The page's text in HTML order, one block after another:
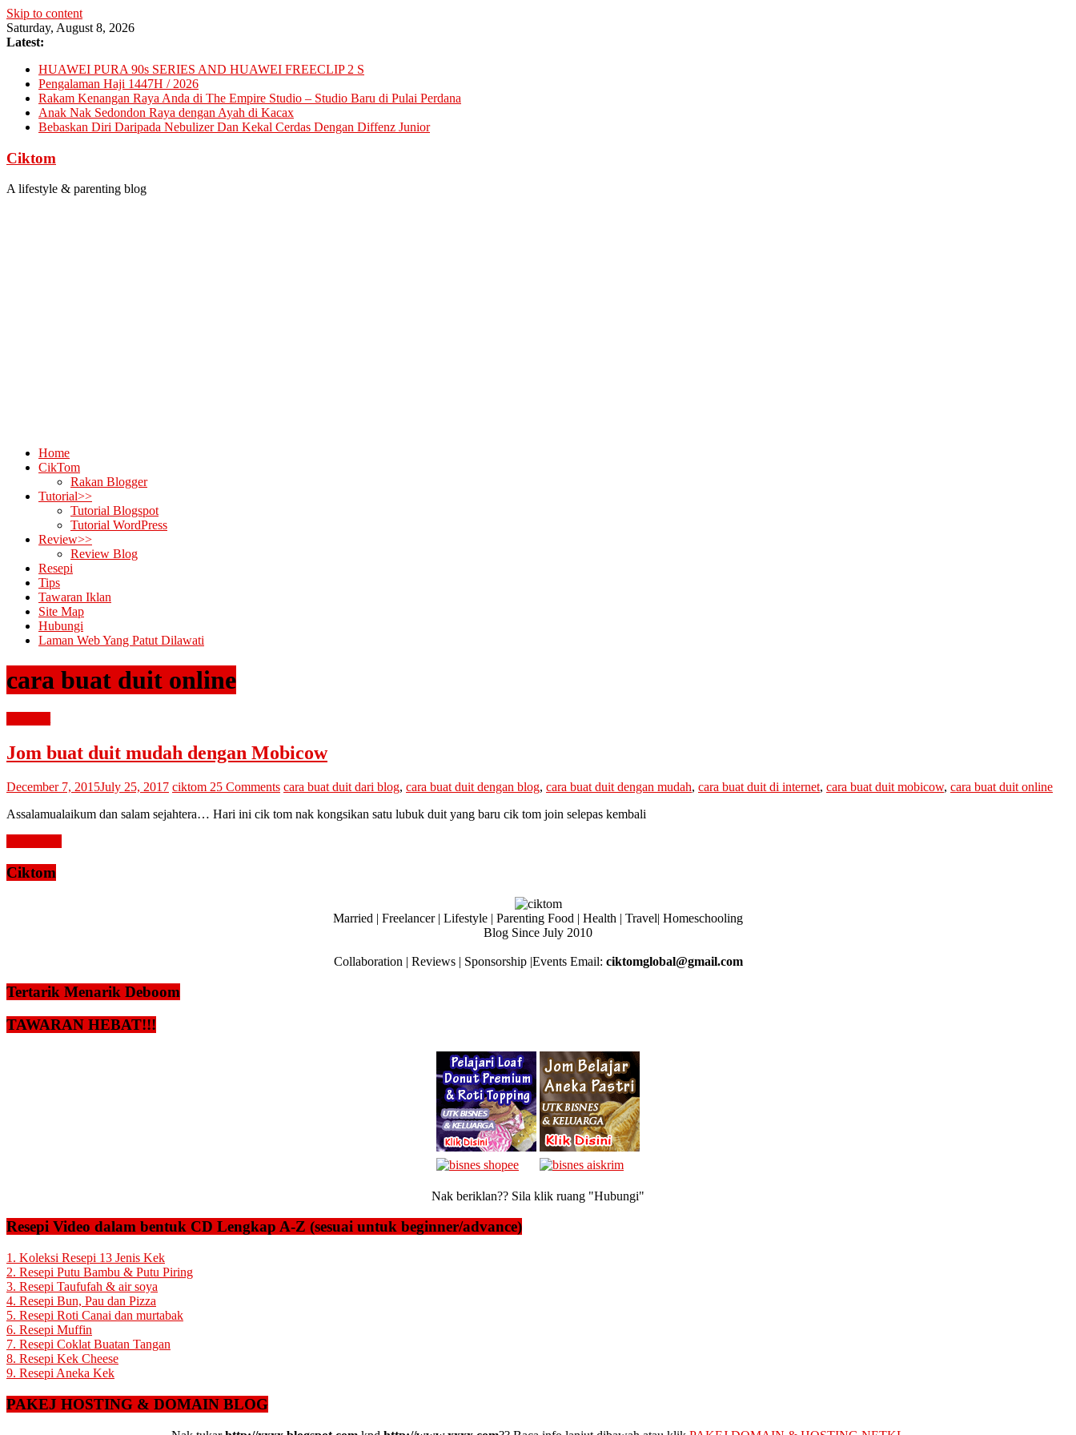
Skip to content
Saturday, August 8, 2026
Latest:
HUAWEI PURA 90s SERIES AND HUAWEI FREECLIP 2 S
Pengalaman Haji 1447H / 2026
Rakam Kenangan Raya Anda di The Empire Studio – Studio Baru di Pulai Perdana
Anak Nak Sedondon Raya dengan Ayah di Kacax
Bebaskan Diri Daripada Nebulizer Dan Kekal Cerdas Dengan Diffenz Junior
Ciktom
A lifestyle & parenting blog
Home
CikTom
Rakan Blogger
Tutorial>>
Tutorial Blogspot
Tutorial WordPress
Review>>
Review Blog
Resepi
Tips
Tawaran Iklan
Site Map
Hubungi
Laman Web Yang Patut Dilawati
cara buat duit online
Jom buat duit mudah dengan Mobicow
December 7, 2015July 25, 2017 ciktom 25 Comments cara buat duit dari blog, cara buat duit dengan blog, cara buat duit dengan mudah, cara buat duit di internet, cara buat duit mobicow, cara buat duit online
Assalamualaikum dan salam sejahtera… Hari ini cik tom nak kongsikan satu lubuk duit yang baru cik tom join selepas kembali
Ciktom
Married | Freelancer | Lifestyle | Parenting Food | Health | Travel| Homeschooling
Blog Since July 2010
Collaboration | Reviews | Sponsorship |Events Email: ciktomglobal@gmail.com
Tertarik Menarik Deboom
TAWARAN HEBAT!!!
Nak beriklan?? Sila klik ruang "Hubungi"
Resepi Video dalam bentuk CD Lengkap A-Z (sesuai untuk beginner/advance)
1. Koleksi Resepi 13 Jenis Kek
2. Resepi Putu Bambu & Putu Piring
3. Resepi Taufufah & air soya
4. Resepi Bun, Pau dan Pizza
5. Resepi Roti Canai dan murtabak
6. Resepi Muffin
7. Resepi Coklat Buatan Tangan
8. Resepi Kek Cheese
9. Resepi Aneka Kek
PAKEJ HOSTING & DOMAIN BLOG